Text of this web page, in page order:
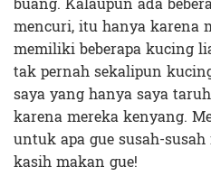
mencuri, itu hanya karena
memiliki beberapa kucing
tak pernah sekalipun
saya yang hanya saya
karena mereka kenyang.
untuk apa gue susah-
kasih makan gue!